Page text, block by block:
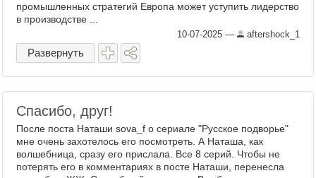
промышленных стратегий Европа может уступить лидерство
в производстве ...
10-07-2025 — aftershock_1
Развернуть
Спасибо, друг!
После поста Наташи sova_f о сериале "Русское подворье"
мне очень захотелось его посмотреть. А Наташа, как
волшебница, сразу его прислала. Все 8 серий. Чтобы не
потерять его в комментариях в посте Наташи, перенесла